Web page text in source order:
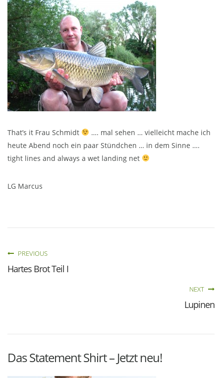
That’s it Frau Schmidt
…. mal sehen … vielleicht mache ich
heute Abend noch ein paar Stündchen … in dem Sinne ….
tight lines and always a wet landing net
LG Marcus
PREVIOUS
Hartes Brot Teil I
NEXT
Lupinen
Das Statement Shirt – Jetzt neu!